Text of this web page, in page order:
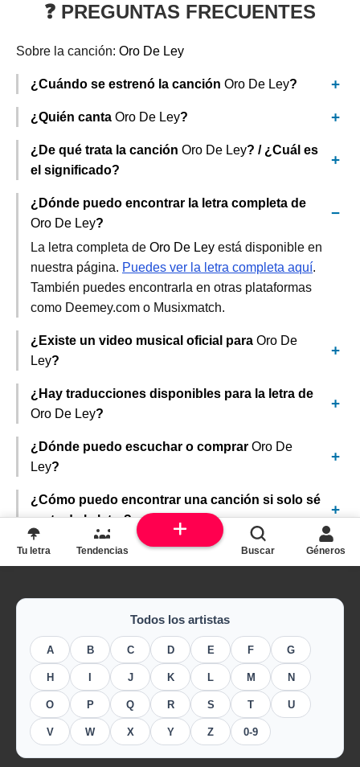
❓ PREGUNTAS FRECUENTES
Sobre la canción: Oro De Ley
¿Cuándo se estrenó la canción Oro De Ley?
¿Quién canta Oro De Ley?
¿De qué trata la canción Oro De Ley? / ¿Cuál es
el significado?
¿Dónde puedo encontrar la letra completa de
Oro De Ley?
La letra completa de Oro De Ley está disponible en
nuestra página. Puedes ver la letra completa aquí.
También puedes encontrarla en otras plataformas
como Deemey.com o Musixmatch.
¿Existe un video musical oficial para Oro De
Ley?
¿Hay traducciones disponibles para la letra de
Oro De Ley?
¿Dónde puedo escuchar o comprar Oro De
Ley?
¿Cómo puedo encontrar una canción si solo sé
parte de la letra?
Todos los artistas
A B C D E F G
H J K L M N
O P Q R S T U
V W X Y Z 0-9
Tu letra Tendencias Buscar Géneros